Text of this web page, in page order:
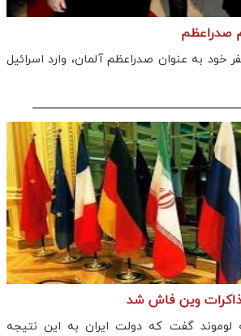
صدراعظم
خود به عنوان صدراعظم آلمان، وارد اسرائیل
وین فاش شد
لوموند گفت که دولت ایران به این نتیجه